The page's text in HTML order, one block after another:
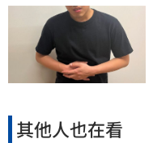
其他人也在看